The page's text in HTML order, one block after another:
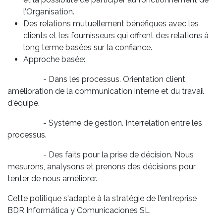
l’Organisation.
Des relations mutuellement bénéfiques avec les
clients et les fournisseurs qui offrent des relations à
long terme basées sur la confiance.
Approche basée:
- Dans les processus. Orientation client,
amélioration de la communication interne et du travail
d'équipe.
- Système de gestion. Interrelation entre les
processus.
- Des faits pour la prise de décision. Nous
mesurons, analysons et prenons des décisions pour
tenter de nous améliorer.
Cette politique s'adapte à la stratégie de l'entreprise
BDR Informática y Comunicaciones SL